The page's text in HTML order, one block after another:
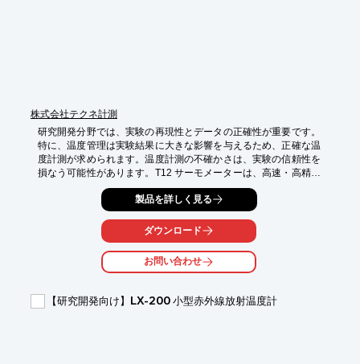
株式会社テクネ計測
研究開発分野では、実験の再現性とデータの正確性が重要です。
特に、温度管理は実験結果に大きな影響を与えるため、正確な温
度計測が求められます。温度計測の不確かさは、実験の信頼性を
損なう可能性があります。T12 サーモメーターは、高速・高精度
な温度計測により、実験データの信頼性を向上させます。
【活用シーン】
・恒温槽内温度測定
・温度勾配測定
・実験の再現性向上
製品を詳しく見る
ダウンロード
お問い合わせ
【研究開発向け】LX-200 小型赤外線放射温度計